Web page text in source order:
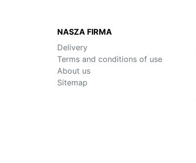
NASZA FIRMA
Delivery
Terms and conditions of use
About us
Sitemap